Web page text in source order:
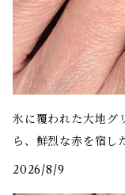
氷に覆われた大地――
ら、鮮烈な赤を宿し
2026/8/9